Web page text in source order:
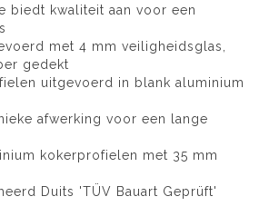
biedt kwaliteit aan voor een
met 4 mm veiligheidsglas,
gedekt
uitgevoerd in blank aluminium
afwerking voor een lange
kokerprofielen met 35 mm
Duits 'TÜV Bauart Geprüft'